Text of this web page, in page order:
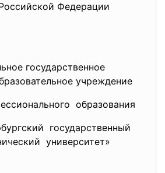
Федерации
государственное
учреждение
образования
государственный
университет»